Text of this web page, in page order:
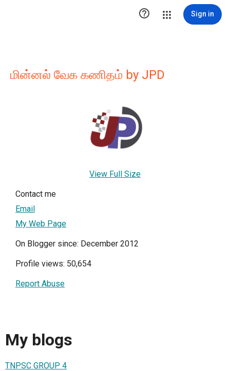
 Sign in
மின்னல் வேக கணிதம் by JPD
View Full Size
Contact me
Email
My Web Page
On Blogger since: December 2012
Profile views: 50,654
Report Abuse
My blogs
TNPSC GROUP 4